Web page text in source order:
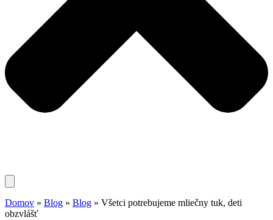
Domov » Blog » Blog » Všetci potrebujeme mliečny tuk, deti
obzvlášť